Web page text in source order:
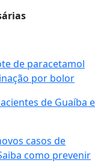
de paracetamol
por bolor
de Guaíba e
casos de
como prevenir